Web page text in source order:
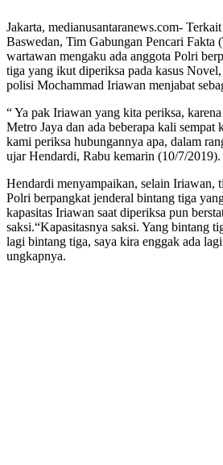
Jakarta, medianusantaranews.com-
Baswedan, Tim Gabungan Pencari Fakta
wartawan mengaku ada anggota Polri
tiga yang ikut diperiksa pada kasus
polisi Mochammad Iriawan menjabat
“ Ya pak Iriawan yang kita periksa,
Metro Jaya dan ada beberapa kali sempat
kami periksa hubungannya apa, dalam
ujar Hendardi, Rabu kemarin (10/7/2019).
Hendardi menyampaikan, selain Iriawan,
Polri berpangkat jenderal bintang tiga
kapasitas Iriawan saat diperiksa pun
saksi.“Kapasitasnya saksi. Yang bintang
lagi bintang tiga, saya kira enggak ada
ungkapnya.